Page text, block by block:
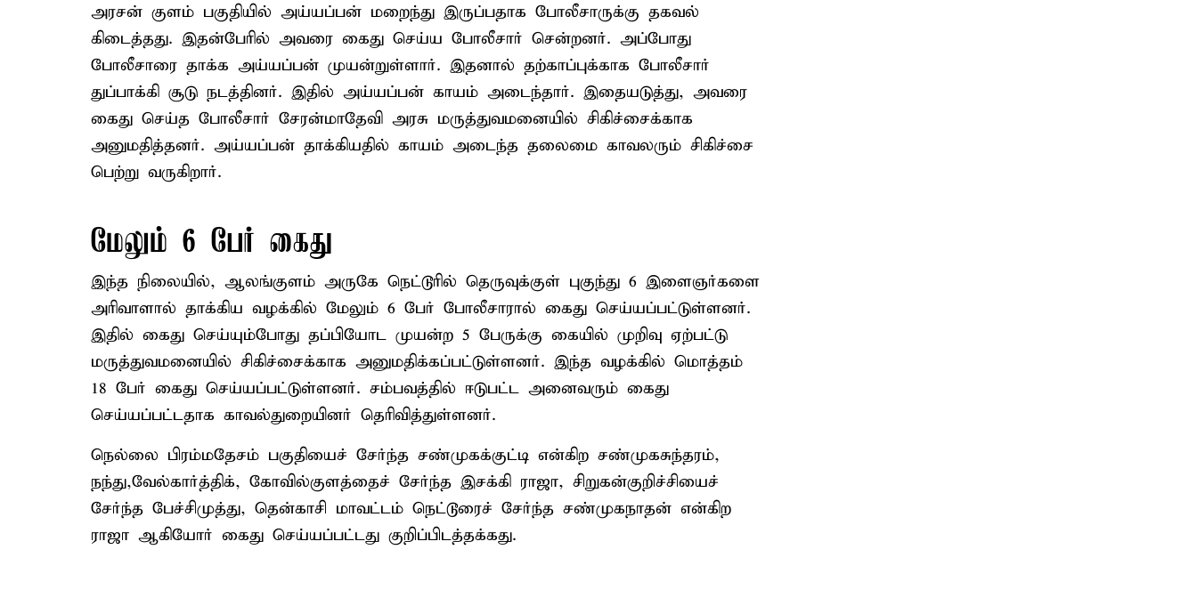
அரசன் குளம் பகுதியில் அய்யப்பன் மறைந்து இருப்பதாக போலீசாருக்கு தகவல்
கிடைத்தது. இதன்பேரில் அவரை கைது செய்ய போலீசார் சென்றனர். அப்போது
போலீசாரை தாக்க அய்யப்பன் முயன்றுள்ளார். இதனால் தற்காப்புக்காக போலீசார்
துப்பாக்கி சூடு நடத்தினர். இதில் அய்யப்பன் காயம் அடைந்தார். இதையடுத்து, அவரை
கைது செய்த போலீசார் சேரன்மாதேவி அரசு மருத்துவமனையில் சிகிச்சைக்காக
அனுமதித்தனர். அய்யப்பன் தாக்கியதில் காயம் அடைந்த தலைமை காவலரும் சிகிச்சை
பெற்று வருகிறார்.
மேலும் 6 பேர் கைது
இந்த நிலையில், ஆலங்குளம் அருகே நெட்டூரில் தெருவுக்குள் புகுந்து 6 இளைஞர்களை
அரிவாளால் தாக்கிய வழக்கில் மேலும் 6 பேர் போலீசாரால் கைது செய்யப்பட்டுள்ளனர்.
இதில் கைது செய்யும்போது தப்பியோட முயன்ற 5 பேருக்கு கையில் முறிவு ஏற்பட்டு
மருத்துவமனையில் சிகிச்சைக்காக அனுமதிக்கப்பட்டுள்ளனர். இந்த வழக்கில் மொத்தம்
18 பேர் கைது செய்யப்பட்டுள்ளனர். சம்பவத்தில் ஈடுபட்ட அனைவரும் கைது
செய்யப்பட்டதாக காவல்துறையினர் தெரிவித்துள்ளனர்.
நெல்லை பிரம்மதேசம் பகுதியைச் சேர்ந்த சண்முகக்குட்டி என்கிற சண்முகசுந்தரம்,
நந்து,வேல்கார்த்திக், கோவில்குளத்தைச் சேர்ந்த இசக்கி ராஜா, சிறுகன்குறிச்சியைச்
சேர்ந்த பேச்சிமுத்து, தென்காசி மாவட்டம் நெட்டூரைச் சேர்ந்த சண்முகநாதன் என்கிற
ராஜா ஆகியோர் கைது செய்யப்பட்டது குறிப்பிடத்தக்கது.